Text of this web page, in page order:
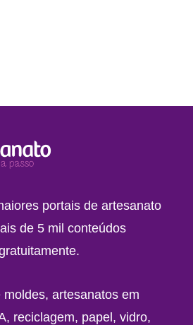
portais de artesanato
de 5 mil conteúdos
artesanatos em
reciclagem, papel, vidro,